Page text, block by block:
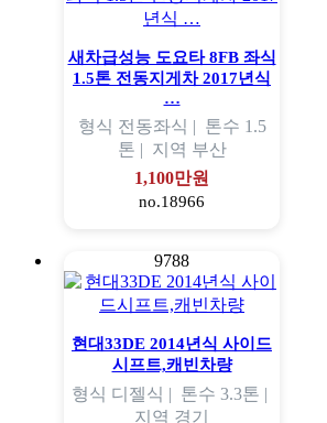
새차급성능 도요타 8FB 좌식
1.5톤 전동지게차 2017년식
…
형식 전동좌식 | 톤수 1.5
톤 | 지역 부산
1,100만원
no.18966
9788
현대33DE 2014년식 사이드
시프트,캐빈차량
형식 디젤식 | 톤수 3.3톤 |
지역 경기